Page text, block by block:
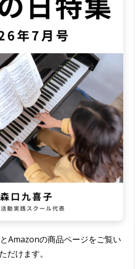
Amazonの商品ページをご覧い
ただけます。